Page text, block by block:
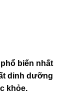
biến nhất
dinh dưỡng
khỏe.